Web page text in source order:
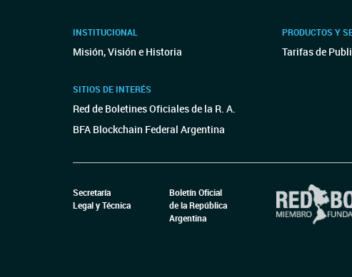
INSTITUCIONAL
Misión, Visión e Historia
SITIOS DE INTERÉS
Red de Boletines Oficiales de la R. A.
BFA Blockchain Federal Argentina
PRODUCTOS Y
Tarifas de
Secretaría
Legal y Técnica
Boletín Oficial
de la República
Argentina